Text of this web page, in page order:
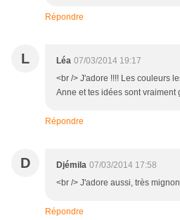
Répondre
L Léa 07/03/2014 19:17
<br /> J'adore !!!! Les couleurs
Anne et tes idées sont vraiment
Répondre
D Djémila 07/03/2014 17:58
<br /> J'adore aussi, très
Répondre